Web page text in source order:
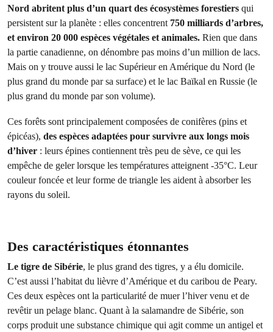
Nord abritent plus d’un quart des écosystèmes forestiers qui
persistent sur la planète : elles concentrent750 milliards d’arbres,
et environ 20 000 espèces végétales et animales. Rien que dans
la partie canadienne, on dénombre pas moins d’un million de lacs.
Mais on y trouve aussi le lac Supérieur en Amérique du Nord (le
plus grand du monde par sa surface) et le lac Baïkal en Russie (le
plus grand du monde par son volume).
Ces forêts sont principalement composées de conifères (pins et
épicéas), des espèces adaptées pour survivre aux longs mois
d’hiver : leurs épines contiennent très peu de sève, ce qui les
empêche de geler lorsque les températures atteignent -35°C. Leur
couleur foncée et leur forme de triangle les aident à absorber les
rayons du soleil.
Des caractéristiques étonnantes
Le tigre de Sibérie, le plus grand des tigres, y a élu domicile.
C’est aussi l’habitat du lièvre d’Amérique et du caribou de Peary.
Ces deux espèces ont la particularité de muer l’hiver venu et de
revêtir un pelage blanc. Quant à la salamandre de Sibérie, son
corps produit une substance chimique qui agit comme un antigel et